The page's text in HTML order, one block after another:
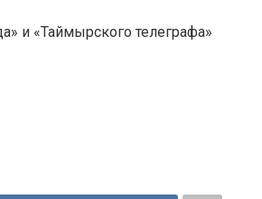
и «Таймырского телеграфа»